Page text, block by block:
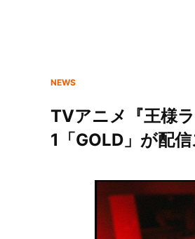
NEWS
TVアニメ『王様
1「GOLD」が配信